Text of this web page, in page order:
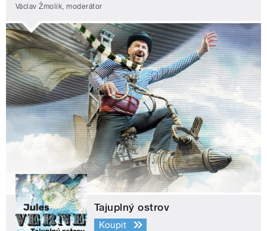
Václav Žmolík, moderátor
Tajuplný ostrov
Koupit